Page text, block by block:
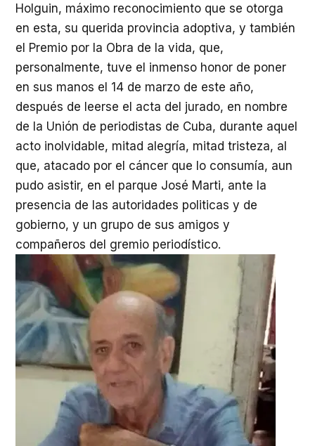
Holguin, máximo reconocimiento que se otorga
en esta, su querida provincia adoptiva, y también
el Premio por la Obra de la vida, que,
personalmente, tuve el inmenso honor de poner
en sus manos el 14 de marzo de este año,
después de leerse el acta del jurado, en nombre
de la Unión de periodistas de Cuba, durante aquel
acto inolvidable, mitad alegría, mitad tristeza, al
que, atacado por el cáncer que lo consumía, aun
pudo asistir, en el parque José Marti, ante la
presencia de las autoridades politicas y de
gobierno, y un grupo de sus amigos y
compañeros del gremio periodístico.